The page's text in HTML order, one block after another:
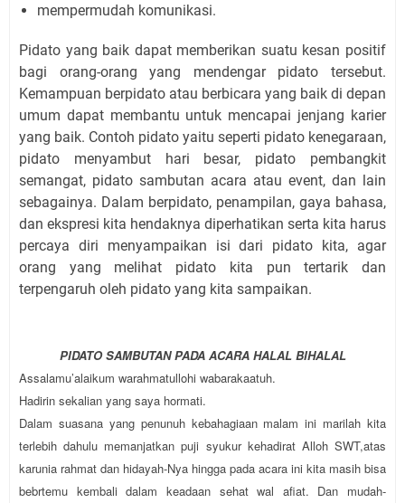
mempermudah komunikasi.
Pidato yang baik dapat memberikan suatu kesan positif
bagi orang-orang yang mendengar pidato tersebut.
Kemampuan berpidato atau berbicara yang baik di depan
umum dapat membantu untuk mencapai jenjang karier
yang baik. Contoh pidato yaitu seperti pidato kenegaraan,
pidato menyambut hari besar, pidato pembangkit
semangat, pidato sambutan acara atau event, dan lain
sebagainya. Dalam berpidato, penampilan, gaya bahasa,
dan ekspresi kita hendaknya diperhatikan serta kita harus
percaya diri menyampaikan isi dari pidato kita, agar
orang yang melihat pidato kita pun tertarik dan
terpengaruh oleh pidato yang kita sampaikan.
PIDATO SAMBUTAN PADA ACARA HALAL BIHALAL
Assalamu’alaikum warahmatullohi wabarakaatuh.
Hadirin sekalian yang saya hormati.
Dalam suasana yang penunuh kebahagiaan malam ini marilah kita
terlebih dahulu memanjatkan puji syukur kehadirat Alloh SWT,atas
karunia rahmat dan hidayah-Nya hingga pada acara ini kita masih bisa
bebrtemu kembali dalam keadaan sehat wal afiat. Dan mudah-